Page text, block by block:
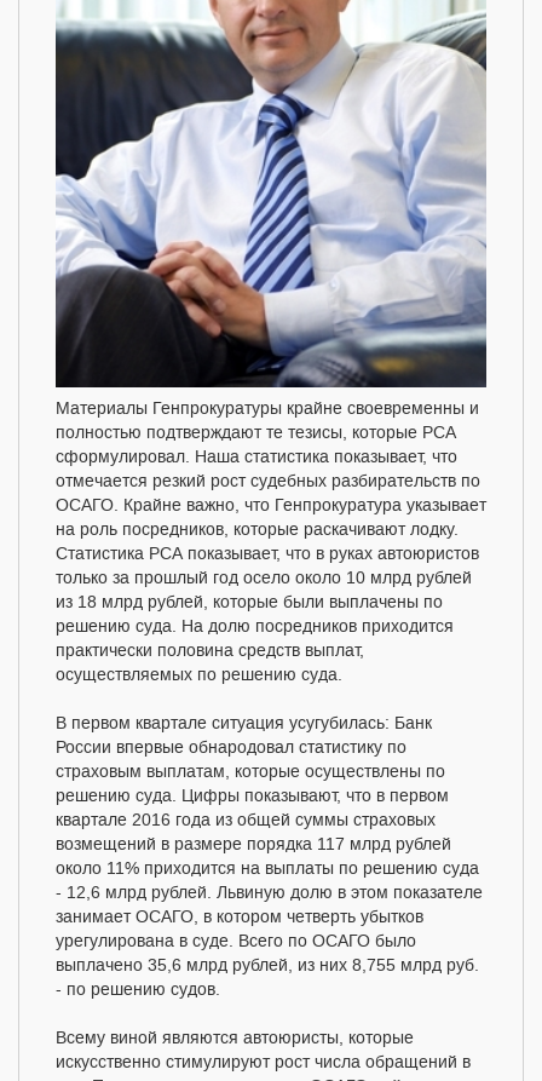
Материалы Генпрокуратуры крайне своевременны и
полностью подтверждают те тезисы, которые РСА
сформулировал. Наша статистика показывает, что
отмечается резкий рост судебных разбирательств по
ОСАГО. Крайне важно, что Генпрокуратура указывает
на роль посредников, которые раскачивают лодку.
Статистика РСА показывает, что в руках автоюристов
только за прошлый год осело около 10 млрд рублей
из 18 млрд рублей, которые были выплачены по
решению суда. На долю посредников приходится
практически половина средств выплат,
осуществляемых по решению суда.
В первом квартале ситуация усугубилась: Банк
России впервые обнародовал статистику по
страховым выплатам, которые осуществлены по
решению суда. Цифры показывают, что в первом
квартале 2016 года из общей суммы страховых
возмещений в размере порядка 117 млрд рублей
около 11% приходится на выплаты по решению суда
- 12,6 млрд рублей. Львиную долю в этом показателе
занимает ОСАГО, в котором четверть убытков
урегулирована в суде. Всего по ОСАГО было
выплачено 35,6 млрд рублей, из них 8,755 млрд руб.
- по решению судов.
Всему виной являются автоюристы, которые
искусственно стимулируют рост числа обращений в